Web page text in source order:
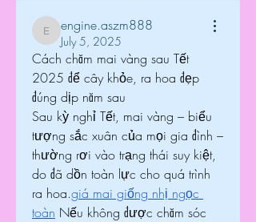
engine.aszm888
engine.aszm888
July 5, 2025
Cách chăm mai vàng sau Tết
2025 để cây khỏe, ra hoa đẹp
đúng dịp năm sau
Sau kỳ nghỉ Tết, mai vàng – biểu
tượng sắc xuân của mọi gia đình –
thường rơi vào trạng thái suy kiệt,
do đã dồn toàn lực cho quá trình
ra hoa.giá mai giống nhị ngọc
toàn Nếu không được chăm sóc